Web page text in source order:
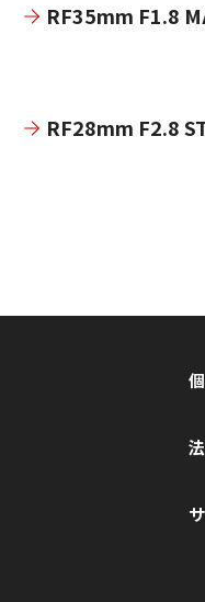
RF35mm F1.8
RF28mm F2.8